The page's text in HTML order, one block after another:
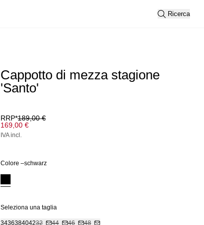
Ricerca
Cappotto di mezza stagione
'Santo'
RRP*189,00 €
169,00 €
IVA incl.
Colore –schwarz
Seleziona una taglia
343638404232 44 46 48